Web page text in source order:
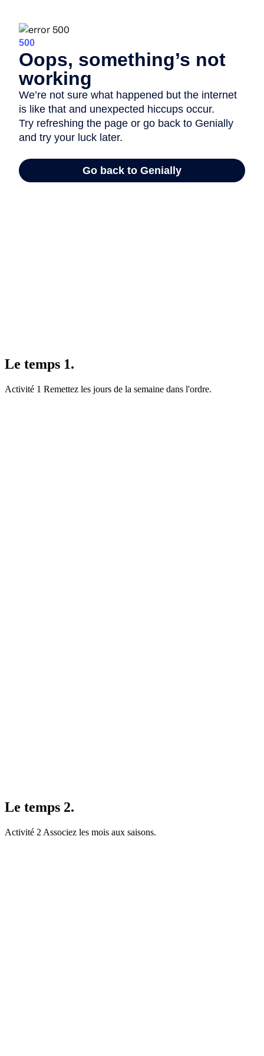
Le temps 1.
Activité 1 Remettez les jours de la semaine dans l'ordre.
Le temps 2.
Activité 2 Associez les mois aux saisons.